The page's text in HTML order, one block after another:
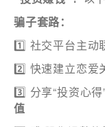
電話
國家/地區
骗子套路：
1️⃣ 社交平台主动
2️⃣ 快速建立恋爱
3️⃣ 分享“投资心得
值